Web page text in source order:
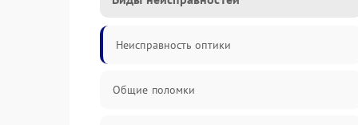
Неисправность оптики
Общие поломки